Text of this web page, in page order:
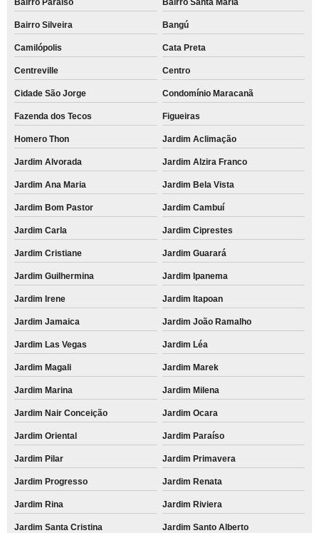
Bairro Paraíso Bairro Santa Maria
Bairro Silveira Bangú
Camilópolis Cata Preta
Centreville Centro
Cidade São Jorge Condomínio Maracanã
Fazenda dos Tecos Figueiras
Homero Thon Jardim Aclimação
Jardim Alvorada Jardim Alzira Franco
Jardim Ana Maria Jardim Bela Vista
Jardim Bom Pastor Jardim Cambuí
Jardim Carla Jardim Ciprestes
Jardim Cristiane Jardim Guarará
Jardim Guilhermina Jardim Ipanema
Jardim Irene Jardim Itapoan
Jardim Jamaica Jardim João Ramalho
Jardim Las Vegas Jardim Léa
Jardim Magali Jardim Marek
Jardim Marina Jardim Milena
Jardim Nair Conceição Jardim Ocara
Jardim Oriental Jardim Paraíso
Jardim Pilar Jardim Primavera
Jardim Progresso Jardim Renata
Jardim Rina Jardim Riviera
Jardim Santa Cristina Jardim Santo Alberto